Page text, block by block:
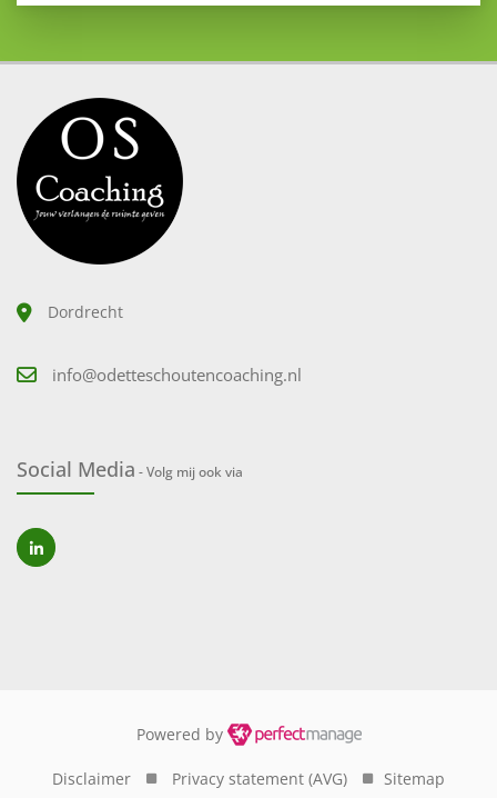
Dordrecht
info@odetteschoutencoaching.nl
Social Media - Volg mij ook via
Powered by
Disclaimer Privacy statement (AVG) Sitemap